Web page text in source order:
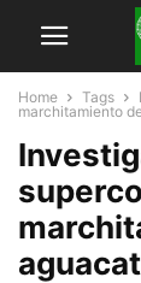
Home Tags
marchitamiento